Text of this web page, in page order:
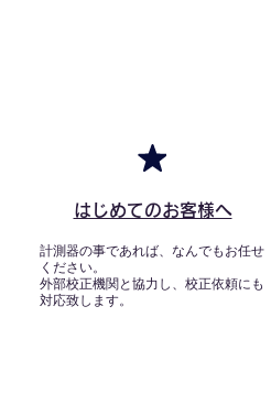
はじめてのお客様へ
計測器の事であれば、なんでもお任せ
ください。
外部校正機関と協力し、校正依頼にも
対応致します。